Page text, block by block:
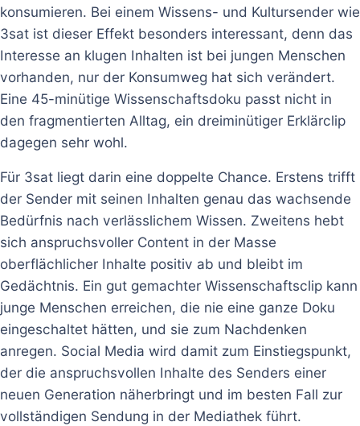
konsumieren. Bei einem Wissens- und Kultursender wie
3sat ist dieser Effekt besonders interessant, denn das
Interesse an klugen Inhalten ist bei jungen Menschen
vorhanden, nur der Konsumweg hat sich verändert.
Eine 45-minütige Wissenschaftsdoku passt nicht in
den fragmentierten Alltag, ein dreiminütiger Erklärclip
dagegen sehr wohl.
Für 3sat liegt darin eine doppelte Chance. Erstens trifft
der Sender mit seinen Inhalten genau das wachsende
Bedürfnis nach verlässlichem Wissen. Zweitens hebt
sich anspruchsvoller Content in der Masse
oberflächlicher Inhalte positiv ab und bleibt im
Gedächtnis. Ein gut gemachter Wissenschaftsclip kann
junge Menschen erreichen, die nie eine ganze Doku
eingeschaltet hätten, und sie zum Nachdenken
anregen. Social Media wird damit zum Einstiegspunkt,
der die anspruchsvollen Inhalte des Senders einer
neuen Generation näherbringt und im besten Fall zur
vollständigen Sendung in der Mediathek führt.